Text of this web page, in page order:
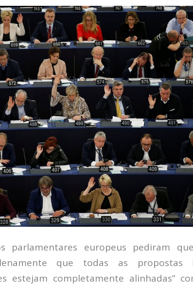
parlamentares europeus pediram
que todas as propostas
estejam completamente alinhadas”